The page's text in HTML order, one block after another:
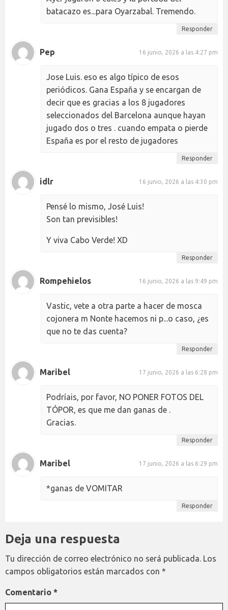
batacazo es...para Oyarzabal. Tremendo.
Responder
Pep 16 junio, 2026 a las 4:27 pm
Jose Luis. eso es algo típico de esos
periódicos. Gana España y se encargan de
decir que es gracias a los 8 jugadores
seleccionados del Barcelona aunque hayan
jugado dos o tres . cuando empata o pierde
España es por el resto de jugadores
Responder
idlr 16 junio, 2026 a las 4:30 pm
Pensé lo mismo, José Luis!
Son tan previsibles!
Y viva Cabo Verde! XD
Responder
Rompehielos 16 junio, 2026 a las 9:49 pm
Vastic, vete a otra parte a hacer de mosca
cojonera m Nonte hacemos ni p...o caso, ¿es
que no te das cuenta?
Responder
Maribel 17 junio, 2026 a las 6:28 pm
Podríais, por favor, NO PONER FOTOS DEL
TÓPOR, es que me dan ganas de .
Gracias.
Responder
Maribel 17 junio, 2026 a las 6:29 pm
*ganas de VOMITAR
Responder
Deja una respuesta
Tu dirección de correo electrónico no será publicada. Los
campos obligatorios están marcados con *
Comentario *